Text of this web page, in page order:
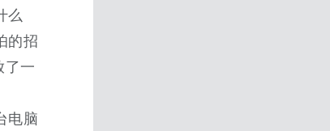
么
的招
了一
电脑